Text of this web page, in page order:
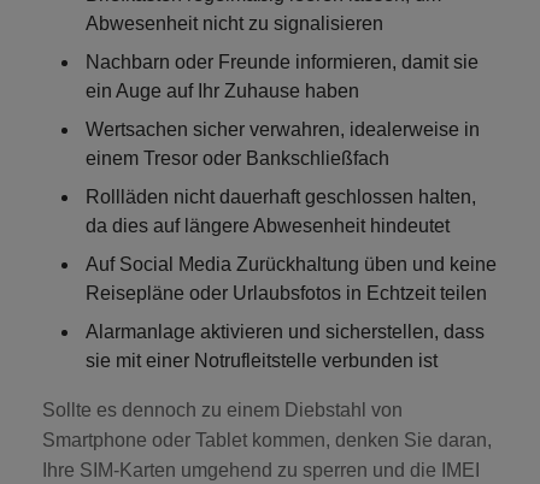
Abwesenheit nicht zu signalisieren
Nachbarn oder Freunde informieren, damit sie
ein Auge auf Ihr Zuhause haben
Wertsachen sicher verwahren, idealerweise in
einem Tresor oder Bankschließfach
Rollläden nicht dauerhaft geschlossen halten,
da dies auf längere Abwesenheit hindeutet
Auf Social Media Zurückhaltung üben und keine
Reisepläne oder Urlaubsfotos in Echtzeit teilen
Alarmanlage aktivieren und sicherstellen, dass
sie mit einer Notrufleitstelle verbunden ist
Sollte es dennoch zu einem Diebstahl von
Smartphone oder Tablet kommen, denken Sie daran,
Ihre SIM-Karten umgehend zu sperren und die IMEI